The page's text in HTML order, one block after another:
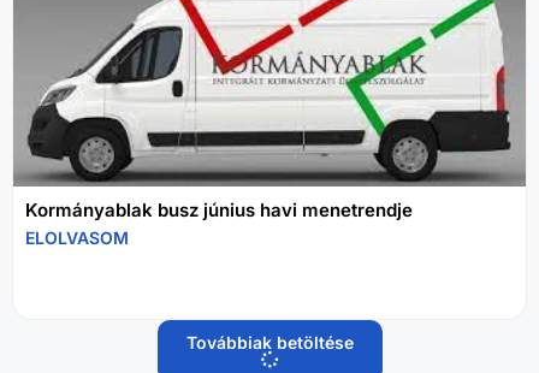
Kormányablak busz június havi menetrendje
ELOLVASOM
Továbbiak betöltése